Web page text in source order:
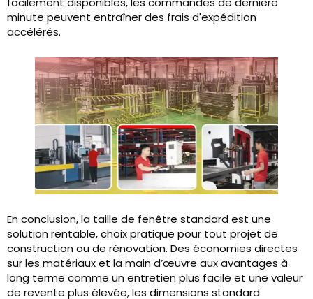
minute peuvent entraîner des frais d'expédition
accélérés.
En conclusion, la taille de fenêtre standard est une
solution rentable, choix pratique pour tout projet de
construction ou de rénovation. Des économies directes
sur les matériaux et la main d’œuvre aux avantages à
long terme comme un entretien plus facile et une valeur
de revente plus élevée, les dimensions standard